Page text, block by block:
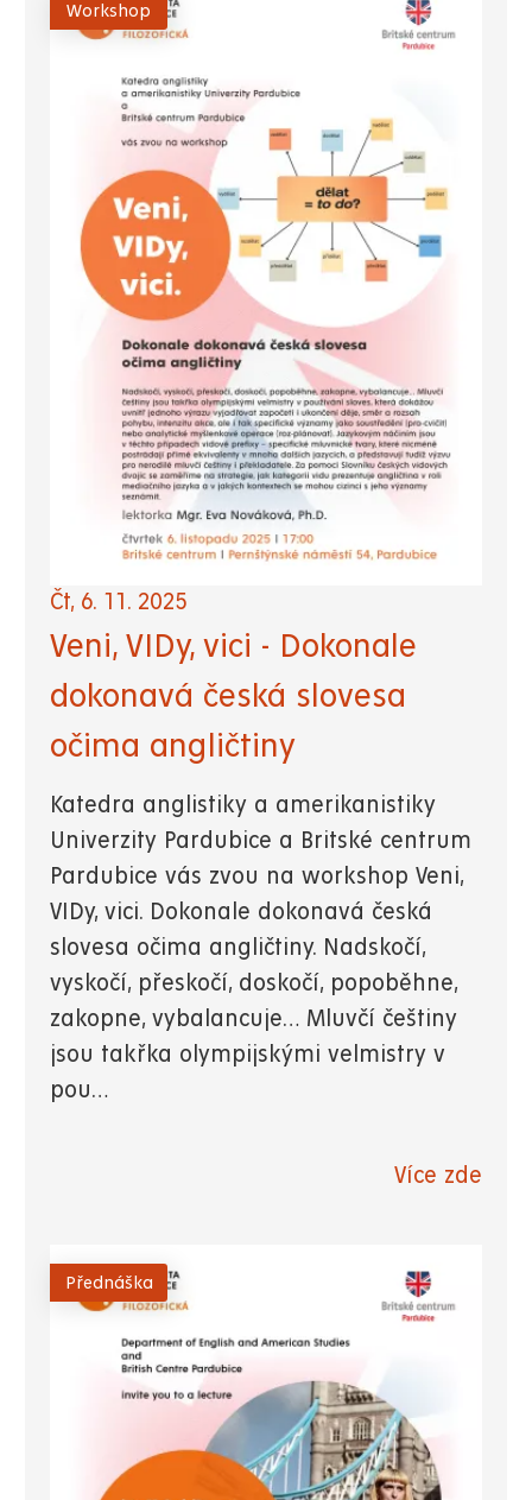
Workshop
Čt, 6. 11. 2025
Veni, VIDy, vici - Dokonale
dokonavá česká slovesa
očima angličtiny
Katedra anglistiky a amerikanistiky
Univerzity Pardubice a Britské centrum
Pardubice vás zvou na workshop Veni,
VIDy, vici. Dokonale dokonavá česká
slovesa očima angličtiny. Nadskočí,
vyskočí, přeskočí, doskočí, popoběhne,
zakopne, vybalancuje… Mluvčí češtiny
jsou takřka olympijskými velmistry v
pou…
Více zde
Přednáška